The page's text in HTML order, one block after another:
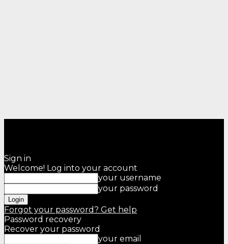
Sign in
Welcome! Log into your account
your username
your password
Forgot your password? Get help
Password recovery
Recover your password
your email